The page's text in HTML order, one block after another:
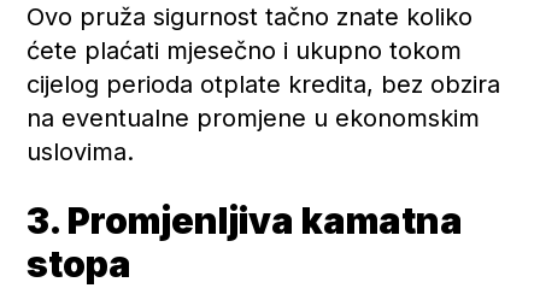
Ovo pruža sigurnost tačno znate koliko
ćete plaćati mjesečno i ukupno tokom
cijelog perioda otplate kredita, bez obzira
na eventualne promjene u ekonomskim
uslovima.
3. Promjenljiva kamatna
stopa